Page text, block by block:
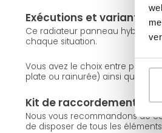
Exécutions et variantes
Ce radiateur panneau hybride
chaque situation.
Vous avez le choix entre
plate ou rainurée) ainsi que les
Kit de raccordement
Nous vous recommandons de
de disposer de tous les